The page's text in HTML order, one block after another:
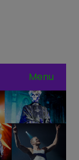
Menu